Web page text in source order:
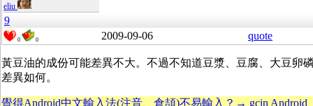
eliu
9
0 0 2009-09-06 quote
黃豆油的成份可能差異不大。不過不知道豆漿、豆腐、大豆卵
差異如何。
覺得Android中文輸入法(注音、倉頡)不易輸入？→ gcin Android